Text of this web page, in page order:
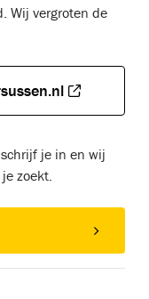
Wij vergroten de
je in en wij
zoekt.